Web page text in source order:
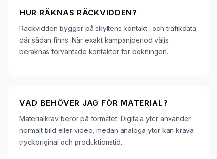
HUR RÄKNAS RÄCKVIDDEN?
Räckvidden bygger på skyltens kontakt- och trafikdata
där sådan finns. När exakt kampanjperiod väljs
beräknas förväntade kontakter för bokningen.
VAD BEHÖVER JAG FÖR MATERIAL?
Materialkrav beror på formatet. Digitala ytor använder
normalt bild eller video, medan analoga ytor kan kräva
tryckoriginal och produktionstid.